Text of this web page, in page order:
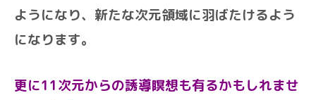
ようになり、新たな次元領域に羽ばたけるよう
になります。
更に11次元からの誘導瞑想も有るかもしれませ